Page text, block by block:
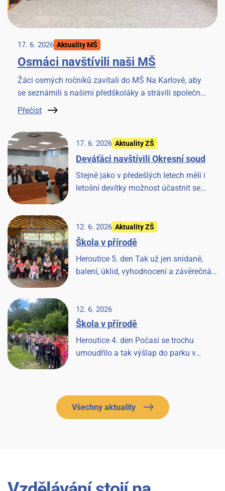
17. 6. 2026 Aktuality MŠ
Osmáci navštívili naši MŠ
Žáci osmých ročníků zavítali do MŠ Na Karlově, aby
se seznámili s našimi předškoláky a strávili společné
chvilky četbou knížky. Akci si užili všichni.
Přečíst
17. 6. 2026 Aktuality ZŠ
Deváťáci navštívili Okresní soud
Stejně jako v předešlých letech měli i
letošní devítky možnost účastnit se
zkušeností.
12. 6. 2026 Aktuality ZŠ
Škola v přírodě
Heroutice 5. den Tak už jen snídaně,
balení, úklid, vyhodnocení a závěrečná
12. 6. 2026
Škola v přírodě
Heroutice 4. den Počasí se trochu
umoudřilo a tak výšlap do parku v
Všechny aktuality